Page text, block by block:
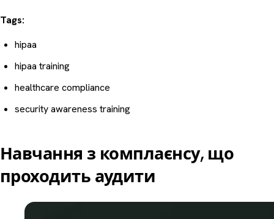
Tags:
hipaa
hipaa training
healthcare compliance
security awareness training
Навчання з комплаєнсу, що
проходить аудити